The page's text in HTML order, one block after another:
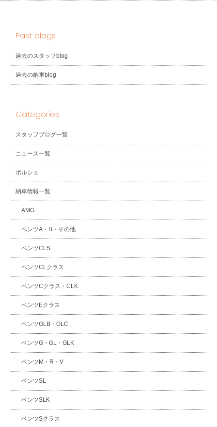
Past blogs
過去のスタッフblog
過去の納車blog
Categories
スタッフブログ一覧
ニュース一覧
ポルシェ
納車情報一覧
AMG
ベンツA・B・その他
ベンツCLS
ベンツCLクラス
ベンツCクラス・CLK
ベンツEクラス
ベンツGLB・GLC
ベンツG・GL・GLK
ベンツM・R・V
ベンツSL
ベンツSLK
ベンツSクラス